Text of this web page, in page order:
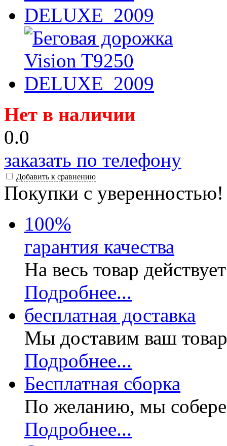
Нет в наличии
0.0
заказать по телефону
Добавить к сравнению
Покупки с уверенностью!
100%
гарантия качества
На весь товар
Подробнее...
бесплатная доставка
Мы доставим ваш
Подробнее...
Бесплатная сборка
По желанию, мы
Подробнее...